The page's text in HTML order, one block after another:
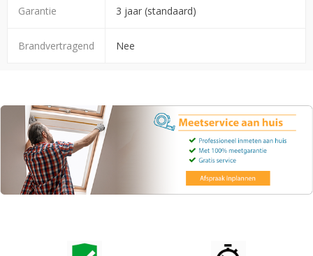
Garantie 3 jaar (standaard)
Brandvertragend Nee